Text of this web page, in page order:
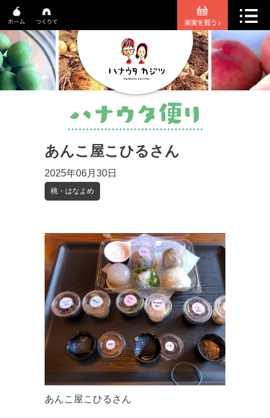
あんこ屋こひるさん
2025年06月30日
桃・はなよめ
あんこ屋こひるさん